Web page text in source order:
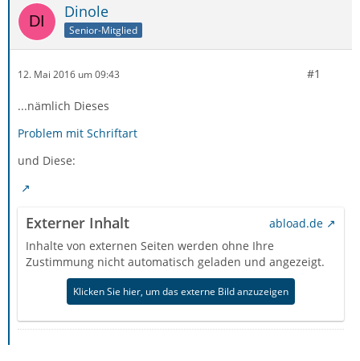
Dinole
Senior-Mitglied
12. Mai 2016 um 09:43 #1
...nämlich Dieses
Problem mit Schriftart
und Diese:
Externer Inhalt
abload.de
Inhalte von externen Seiten werden ohne Ihre
Zustimmung nicht automatisch geladen und angezeigt.
Klicken Sie hier, um das externe Bild anzuzeigen